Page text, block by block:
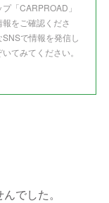
「CARPROAD」
をご確認くださ
で情報を発信し
てみてください。
でした。